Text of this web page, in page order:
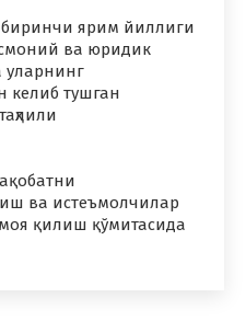
биринчи ярим йиллиги
ва юридик
уларнинг
келиб тушган
ва истеъмолчилар
қилиш қўмитасида